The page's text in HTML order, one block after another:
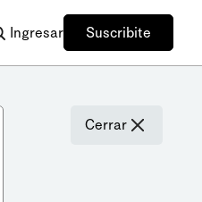
Ingresar Suscribite
Cerrar